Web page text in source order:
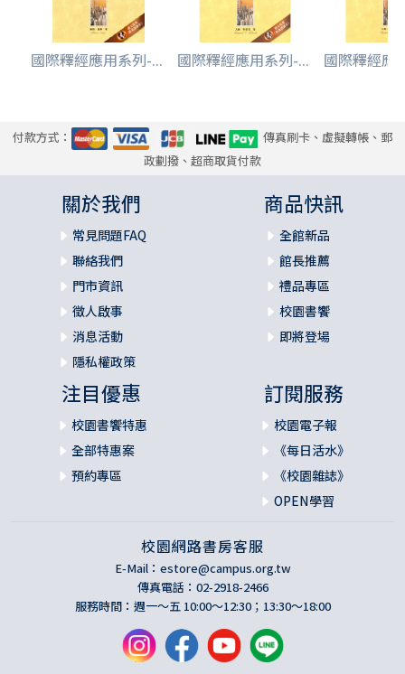
國際釋經應用系列-... 國際釋經應用系列-... 國際釋經應
付款方式：
傳真刷卡、虛擬轉帳、郵
政劃撥、超商取貨付款
關於我們
常見問題FAQ
聯絡我們
門市資訊
徵人啟事
消息活動
隱私權政策
商品快訊
全館新品
館長推薦
禮品專區
校園書饗
即將登場
注目優惠
校園書饗特惠
全部特惠案
預約專區
訂閱服務
校園電子報
《每日活水》
《校園雜誌》
OPEN學習
校園網路書房客服
E-Mail： estore@campus.org.tw
傳真電話：02-2918-2466
服務時間：週一～五 10:00～12:30；13:30～18:00